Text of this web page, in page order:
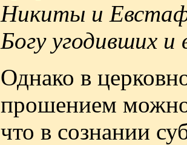
Никиты и
Богу угодивших и
Однако в
прошением можно
что в сознании